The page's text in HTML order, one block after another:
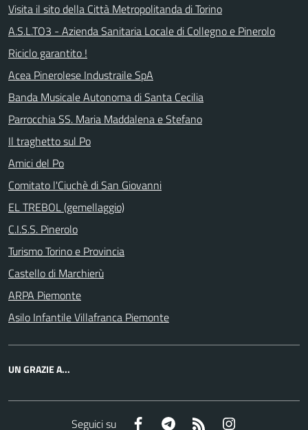
Visita il sito della Città Metropolitanda di Torino
A.S.L.TO3 - Azienda Sanitaria Locale di Collegno e Pinerolo
Riciclo garantito !
Acea Pinerolese Industraile SpA
Banda Musicale Autonoma di Santa Cecilia
Parrocchia SS. Maria Maddalena e Stefano
Il traghetto sul Po
Amici del Po
Comitato l'Ciuchè di San Giovanni
EL TREBOL (gemellaggio)
C.I.S.S. Pinerolo
Turismo Torino e Provincia
Castello di Marchierù
ARPA Piemonte
Asilo Infantile Villafranca Piemonte
UN GRAZIE A...
Seguici su Facebook Telegram RSS